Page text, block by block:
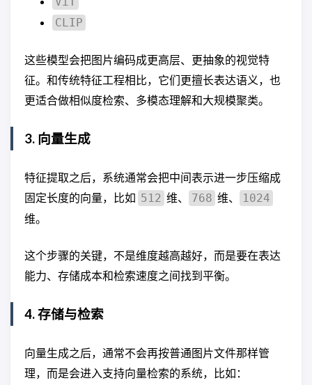
CLIP
这些模型会把图片编码成更高层、更抽象的视觉特
征。和传统特征工程相比，它们更擅长表达语义，也
更适合做相似度检索、多模态理解和大规模聚类。
3. 向量生成
特征提取之后，系统通常会把中间表示进一步压缩成
固定长度的向量，比如 512 维、 768 维、
1024
维。
这个步骤的关键，不是维度越高越好，而是要在表达
能力、存储成本和检索速度之间找到平衡。
4. 存储与检索
向量生成之后，通常不会再按普通图片文件那样管
理，而是会进入支持向量检索的系统，比如：